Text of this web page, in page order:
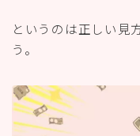
というのは正しい見
う。